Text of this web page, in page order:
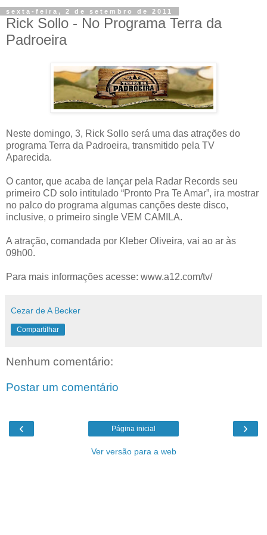
sexta-feira, 2 de setembro de 2011
Rick Sollo - No Programa Terra da
Padroeira
Neste domingo, 3, Rick Sollo será uma das atrações do
programa Terra da Padroeira, transmitido pela TV
Aparecida.
O cantor, que acaba de lançar pela Radar Records seu
primeiro CD solo intitulado “Pronto Pra Te Amar”, ira mostrar
no palco do programa algumas canções deste disco,
inclusive, o primeiro single VEM CAMILA.
A atração, comandada por Kleber Oliveira, vai ao ar às
09h00.
Para mais informações acesse: www.a12.com/tv/
Cezar de A Becker
Compartilhar
Nenhum comentário:
Postar um comentário
‹ ›
Página inicial
Ver versão para a web